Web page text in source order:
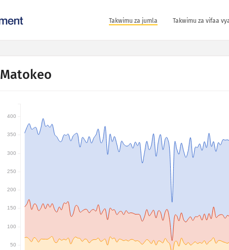
Takwimu za jumla Takwimu za vifaa
Matokeo
50
100
150
200
250
300
350
400